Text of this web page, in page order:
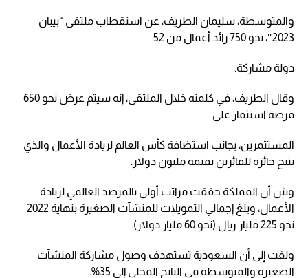
والمتوسطة، سليمان الطريف، عن استقطاب ملتقى “بيبان
2023″، نحو 750 رائد أعمال من 52
دولة مشاركة.
وقال الطريف، في كلمته خلال الملتقى، إنه سيتم عرض نحو 650
فرصة استثمار على
المستثمرين، بجانب استضافة كأس العالم لريادة الأعمال والذي
يتيح جائزة للفائزين بقيمة مليون دولار.
وبيّن أن المملكة حققت مراتب أولى بالمرصد العالمي لريادة
الأعمال، وبلغ إجمالي التمويلات للمنشآت الصغيرة بنهاية 2022
نحو 225 مليار ريال (نحو 60 مليار دولار).
ولفت إلى أن السعودية تستهدف وصول مشاركة المنشآت
الصغيرة والمتوسطة في الناتج المحلي إلى 35%.